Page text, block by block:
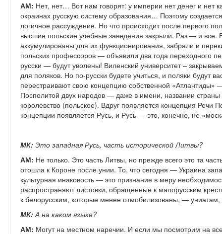
АМ: Нет, нет… Вот нам говорят: у империи нет денег и нет
окраинах русскую систему образования… Поэтому
логичное рассуждение. Но что происходит после первого
высшие польские учебные заведения закрыли. Раз — и
аккумулированы для их функционирования, забрали и
польских профессоров — объявили два года переходного
русски — будут уволены! Виленский университет –
для поляков. Но по-русски будете учиться, и поляки будут
перестраивают свою концепцию собственной «Атлантиды»
Посполитой двух народов — даже в имени, названии
королевство (польское). Вдруг появляется концепция Речи
концепции появляется Русь, и Русь — это, конечно, не
МК: Это западная Русь, часть исторической Литвы?
АМ: Не только. Это часть Литвы, но прежде всего это та
отошла к Короне после унии. То, что сегодня — Украина
культурная инаковость — это признание в меру
распространяют листовки, обращенные к малорусским
к белорусским, которые менее отмобилизованы, —
МК:А на каком языке?
АМ: Могут на местном наречии. И если мы посмотрим на